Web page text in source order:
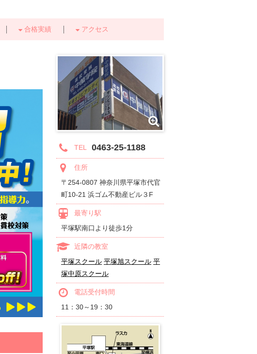
合格実績 アクセス
TEL 0463-25-1188
住所
〒254-0807 神奈川県平塚市代官
町10-21 浜ゴム不動産ビル３F
最寄り駅
平塚駅南口より徒歩1分
近隣の教室
平塚スクール 平塚旭スクール 平
塚中原スクール
電話受付時間
11：30～19：30